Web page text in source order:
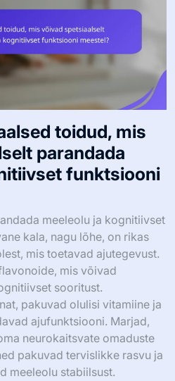
toidud, mis
parandada
funktsiooni
meeleolu ja kognitiivset
kala, nagu lõhe, on rikas
mis toetavad ajutegevust.
mis võivad
sooritust.
pakuvad olulisi vitamiine ja
ajufunktsiooni. Marjad,
neurokaitsvate omaduste
pakuvad tervislikke rasvu ja
meeleolu stabiilsust.